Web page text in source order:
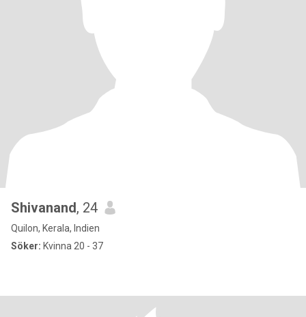
Shivanand, 24
Quilon, Kerala, Indien
Söker: Kvinna 20 - 37